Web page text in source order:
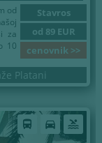
Stavros
od 89 EUR
cenovnik >>
od
za
10
Platani
directions_bus directions_car pool